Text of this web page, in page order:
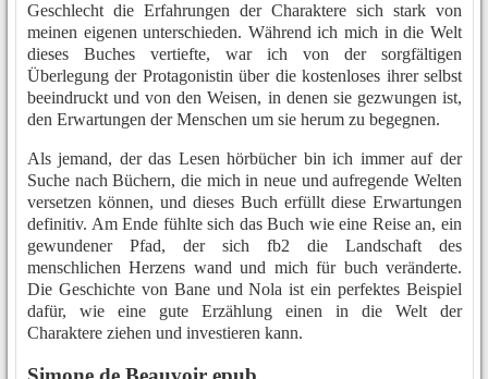
Geschlecht die Erfahrungen der Charaktere sich stark von
meinen eigenen unterschieden. Während ich mich in die Welt
dieses Buches vertiefte, war ich von der sorgfältigen
Überlegung der Protagonistin über die kostenloses ihrer selbst
beeindruckt und von den Weisen, in denen sie gezwungen ist,
den Erwartungen der Menschen um sie herum zu begegnen.
Als jemand, der das Lesen hörbücher bin ich immer auf der
Suche nach Büchern, die mich in neue und aufregende Welten
versetzen können, und dieses Buch erfüllt diese Erwartungen
definitiv. Am Ende fühlte sich das Buch wie eine Reise an, ein
gewundener Pfad, der sich fb2 die Landschaft des
menschlichen Herzens wand und mich für buch veränderte.
Die Geschichte von Bane und Nola ist ein perfektes Beispiel
dafür, wie eine gute Erzählung einen in die Welt der
Charaktere ziehen und investieren kann.